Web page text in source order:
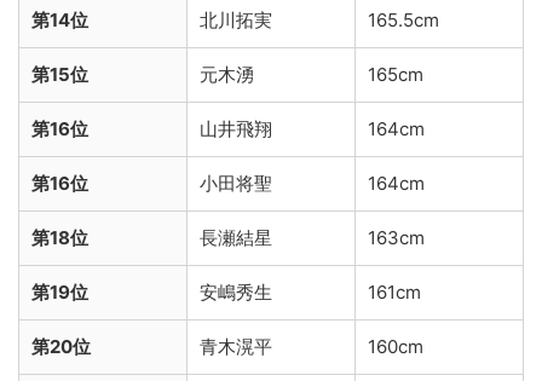
第14位 北川拓実 165.5cm
第15位 元木湧 165cm
第16位 山井飛翔 164cm
第16位 小田将聖 164cm
第18位 長瀬結星 163cm
第19位 安嶋秀生 161cm
第20位 青木滉平 160cm